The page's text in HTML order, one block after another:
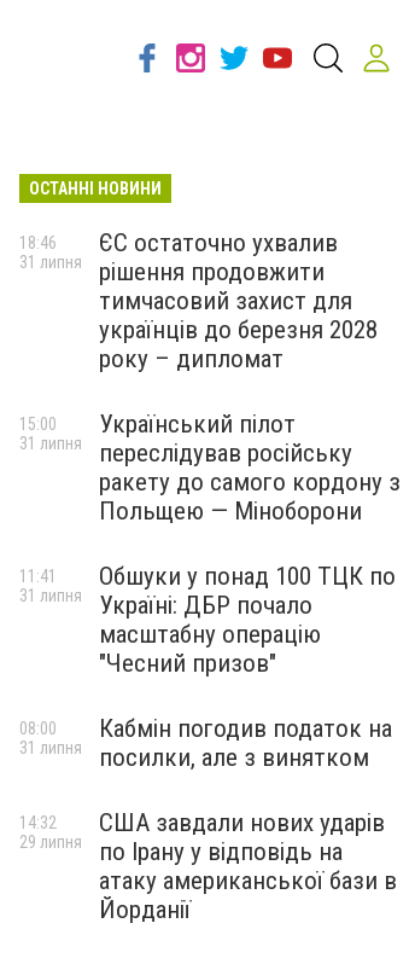
ОСТАННІ НОВИНИ
ЄС остаточно ухвалив
рішення продовжити
тимчасовий захист для
українців до березня 2028
року – дипломат
18:46
31 липня
Український пілот
переслідував російську
ракету до самого кордону з
Польщею — Міноборони
15:00
31 липня
Обшуки у понад 100 ТЦК по
Україні: ДБР почало
масштабну операцію
"Чесний призов"
11:41
31 липня
Кабмін погодив податок на
посилки, але з винятком
08:00
31 липня
США завдали нових ударів
по Ірану у відповідь на
атаку американської бази в
Йорданії
14:32
29 липня